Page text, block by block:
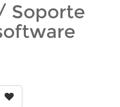
Soporte